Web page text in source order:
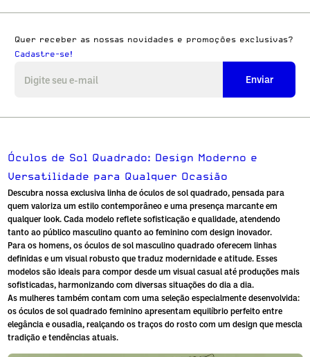
Quer receber as nossas novidades e promoções exclusivas?
Cadastre-se!
Enviar
Óculos de Sol Quadrado: Design Moderno e
Versatilidade para Qualquer Ocasião
Descubra nossa exclusiva linha de óculos de sol quadrado, pensada para
quem valoriza um estilo contemporâneo e uma presença marcante em
qualquer look. Cada modelo reflete sofisticação e qualidade, atendendo
tanto ao público masculino quanto ao feminino com design inovador.
Para os homens, os óculos de sol masculino quadradooferecem linhas
definidas e um visual robusto que traduz modernidade e atitude. Esses
modelos são ideais para compor desde um visual casual até produções mais
sofisticadas, harmonizando com diversas situações do dia a dia.
As mulheres também contam com uma seleção especialmente desenvolvida:
os óculos de sol quadrado femininoapresentam equilíbrio perfeito entre
elegância e ousadia, realçando os traços do rosto com um design que mescla
tradição e tendências atuais.